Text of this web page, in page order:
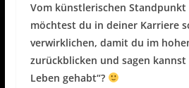
Vom künstlerischen Standpunkt
möchtest du in deiner Karriere
verwirklichen, damit du im
zurückblicken und sagen
Leben gehabt“?